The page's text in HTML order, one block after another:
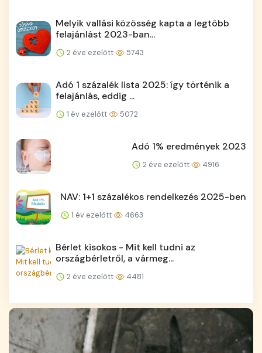
Melyik vallási közösség kapta a legtöbb
felajánlást 2023-ban...
2 éve ezelőtt 5743
Adó 1 százalék lista 2025: így történik a
felajánlás, eddig ...
1 év ezelőtt 5072
Adó 1% eredmények 2023
2 éve ezelőtt 4916
NAV: 1+1 százalékos rendelkezés 2025-ben
1 év ezelőtt 4663
Bérlet kisokos - Mit kell tudni az
országbérletről, a vármeg...
2 éve ezelőtt 4481